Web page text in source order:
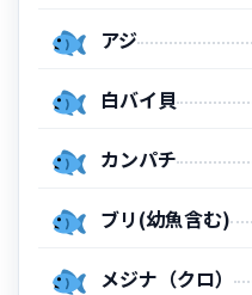
アジ
白バイ貝
カンパチ
ブリ(幼魚含む)
メジナ（クロ）